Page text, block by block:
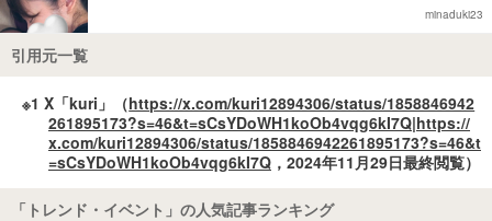
minaduki23
引用元一覧
※1 X「kuri」（https://x.com/kuri12894306/status/1858846942
261895173?s=46&t=sCsYDoWH1koOb4vqg6kI7Q|https://
x.com/kuri12894306/status/1858846942261895173?s=46&t
=sCsYDoWH1koOb4vqg6kI7Q ，2024年11月29日最終閲覧）
「トレンド・イベント」の人気記事ランキング